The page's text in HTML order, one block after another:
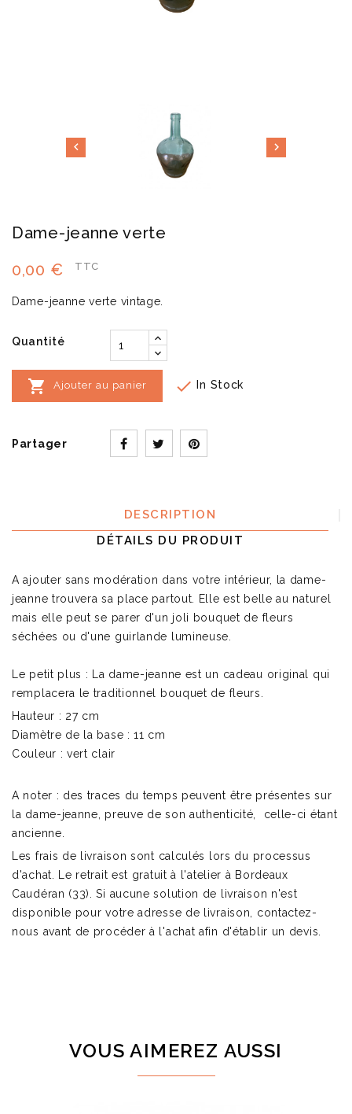
 
Dame-jeanne verte
0,00 €
TTC
Dame-jeanne verte vintage.
Quantité
 Ajouter au panier  In Stock
Partager
DESCRIPTION
DÉTAILS DU PRODUIT
A ajouter sans modération dans votre intérieur, la dame-
jeanne trouvera sa place partout. Elle est belle au naturel
mais elle peut se parer d'un joli bouquet de fleurs
séchées ou d'une guirlande lumineuse.
Le petit plus : La dame-jeanne est un cadeau original qui
remplacera le traditionnel bouquet de fleurs.
Hauteur : 27 cm
Diamètre de la base : 11 cm
Couleur : vert clair
A noter : des traces du temps peuvent être présentes sur
la dame-jeanne, preuve de son authenticité, celle-ci étant
ancienne.
Les frais de livraison sont calculés lors du processus
d'achat. Le retrait est gratuit à l'atelier à Bordeaux
Caudéran (33). Si aucune solution de livraison n'est
disponible pour votre adresse de livraison, contactez-
nous avant de procéder à l'achat afin d'établir un devis.
VOUS AIMEREZ AUSSI